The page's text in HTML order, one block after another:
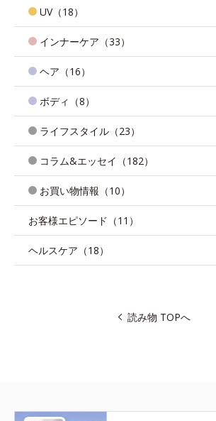
UV（18）
インナーケア（33）
ヘア（16）
ボディ（8）
ライフスタイル（23）
コラム&エッセイ（182）
お買い物情報（10）
お客様エピソード（11）
ヘルスケア（18）
読み物 TOPへ